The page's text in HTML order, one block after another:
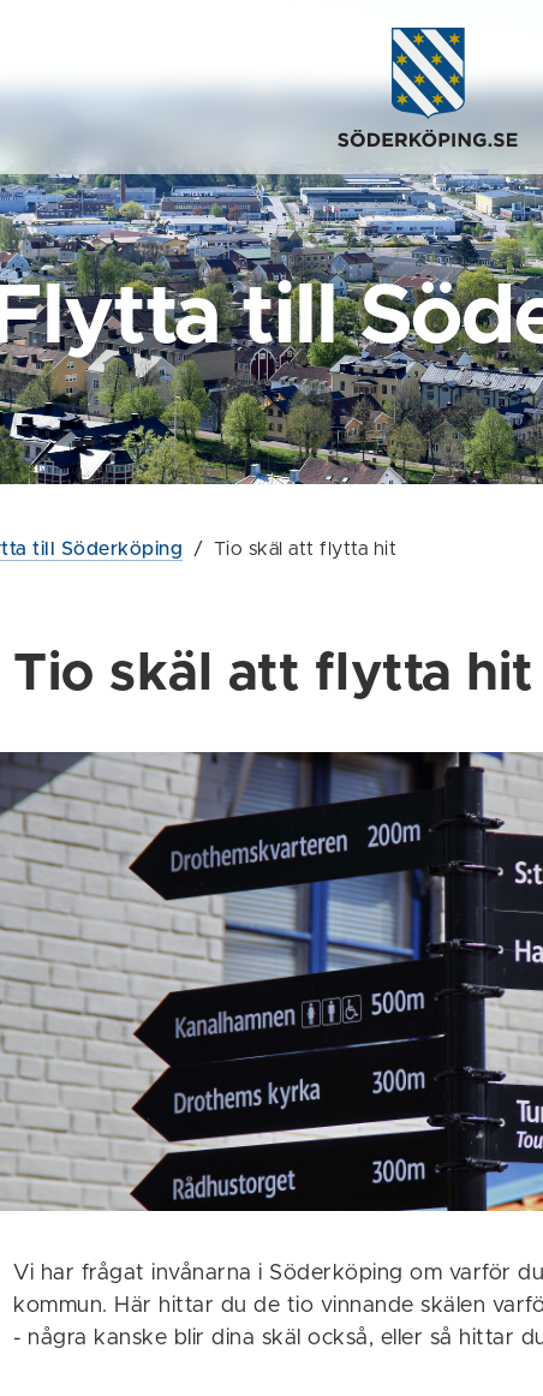
till
till Söderköping / Tio skäl att flytta hit
Tio skäl att flytta hit
Vi har frågat invånarna i Söderköping om varför
kommun. Här hittar du de tio vinnande skälen
- några kanske blir dina skäl också, eller så hittar